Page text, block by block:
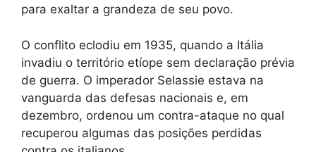
para exaltar a grandeza de seu povo.
O conflito eclodiu em 1935, quando a Itália
invadiu o território etíope sem declaração prévia
de guerra. O imperador Selassie estava na
vanguarda das defesas nacionais e, em
dezembro, ordenou um contra-ataque no qual
recuperou algumas das posições perdidas